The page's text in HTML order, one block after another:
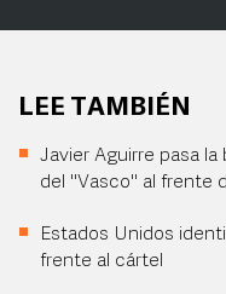
LEE TAMBIÉN
Javier Aguirre pasa
del "Vasco" al frente
Estados Unidos
frente al cártel